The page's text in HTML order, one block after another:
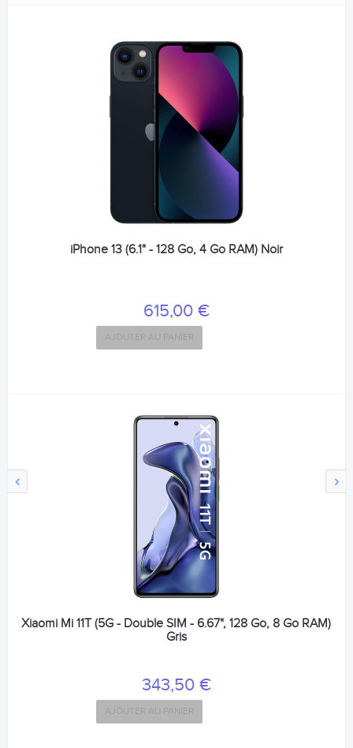
‹ ›
iPhone 13 (6.1" - 128 Go, 4 Go RAM) Noir
615,00 €
AJOUTER AU PANIER
Xiaomi Mi 11T (5G - Double SIM - 6.67", 128 Go, 8 Go RAM)
Gris
343,50 €
AJOUTER AU PANIER